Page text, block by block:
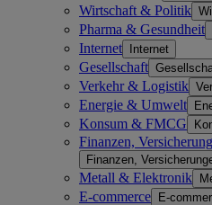
Wirtschaft & Politik
Pharma & Gesundheit
Internet Internet
Gesellschaft
Verkehr & Logistik
Energie & Umwelt
Konsum & FMCG
Finanzen,
Finanzen,
Metall & Elektronik
E-commerce E-